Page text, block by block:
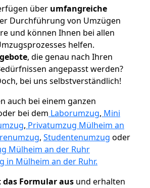
über umfangreiche
Durchführung von Umzügen
und können Ihnen bei allen
helfen.
, die genau nach Ihren
angepasst werden?
bei uns selbstverständlich!
auch bei einem ganzen
bei dem Laborumzug, Mini
, Privatumzug Mülheim an
, Studentenumzug oder
Mülheim an der Ruhr
in Mülheim an der Ruhr.
das Formular aus und erhalten